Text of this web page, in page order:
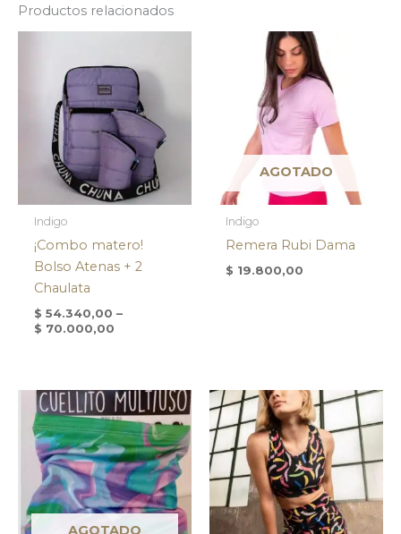
Productos relacionados
Indigo
¡Combo matero!
Bolso Atenas + 2
Chaulata
$ 54.340,00 –
$ 70.000,00
AGOTADO
Indigo
Remera Rubi Dama
$ 19.800,00